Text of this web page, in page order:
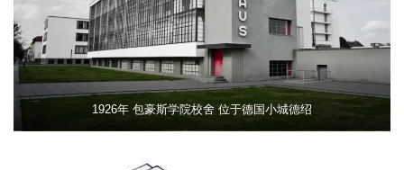
1926年 包豪斯学院校舍 位于德国小城德绍